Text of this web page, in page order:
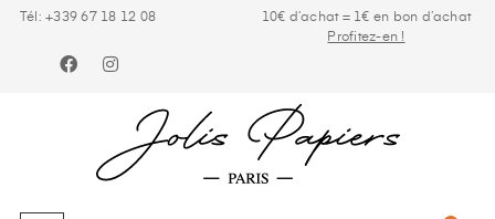
Tél: +339 67 18 12 08
10€ d’achat = 1€ en bon d’achat
Profitez-en !
Facebook